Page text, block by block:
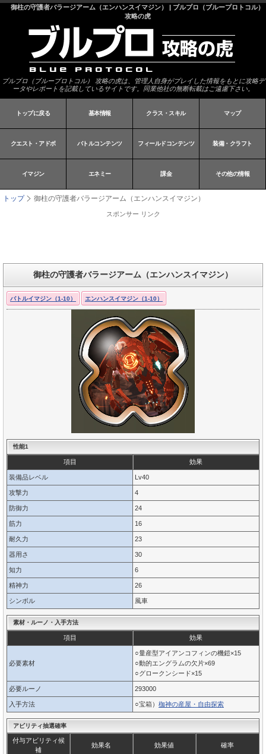
御柱の守護者バラージアーム（エンハンスイマジン） | ブルプロ（ブループロトコル）
攻略の虎
ブルプロ（ブループロトコル） 攻略の虎は、管理人自身がプレイした情報をもとに攻略デ
ータやレポートを記載しているサイトです。同業他社の無断転載はご遠慮下さい。
トップに戻る 基本情報 クラス・スキル マップ
クエスト・アドボ バトルコンテンツ フィールドコンテンツ 装備・クラフト
イマジン エネミー 課金 その他の情報
トップ 御柱の守護者バラージアーム（エンハンスイマジン）
スポンサー リンク
御柱の守護者バラージアーム（エンハンスイマジン）
バトルイマジン（1-10） エンハンスイマジン（1-10）
性能1
項目 効果
装備品レベル Lv40
攻撃力 4
防御力 24
筋力 16
耐久力 23
器用さ 30
知力 6
精神力 26
シンボル 風車
素材・ルーノ・入手方法
項目 効果
必要素材
○量産型アイアンコフィンの機鎧×15
○動的エングラムの欠片×69
○グロークンシード×15
必要ルーノ 293000
入手方法 ○宝箱） 枷神の産屋・自由探索
アビリティ抽選確率
付与アビリティ候
補
効果名 効果値 確率